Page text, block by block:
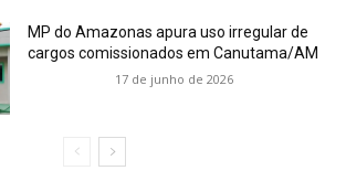
MP do Amazonas apura uso irregular de
cargos comissionados em Canutama/AM
17 de junho de 2026